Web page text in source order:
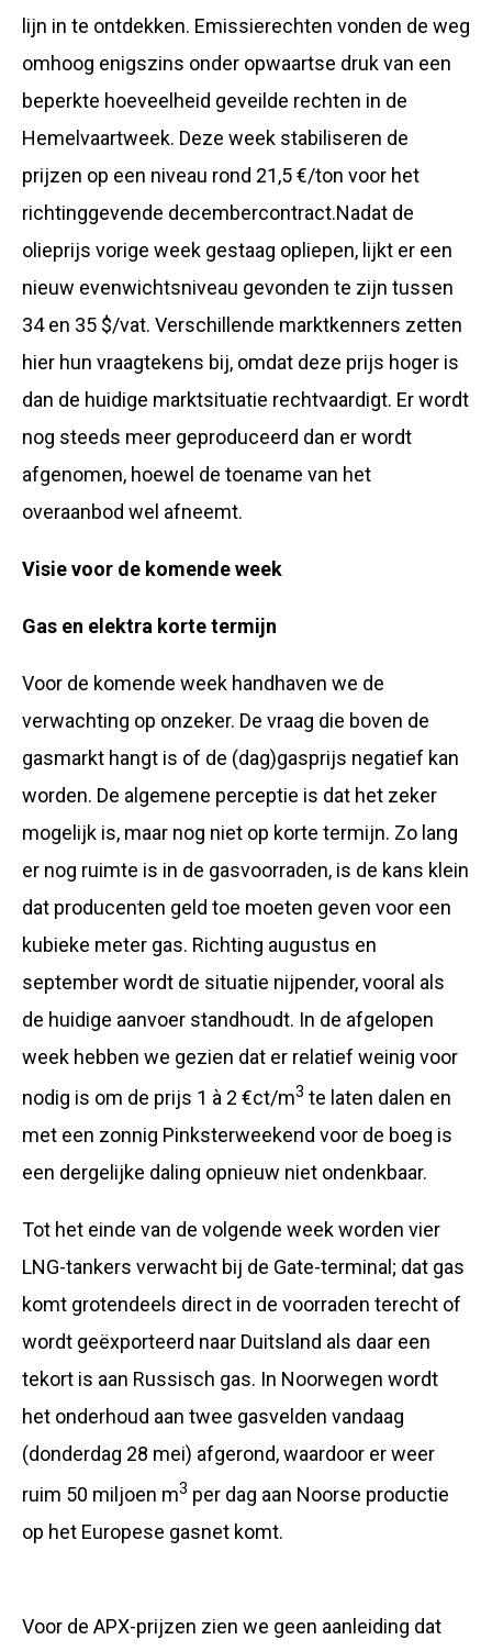
lijn in te ontdekken. Emissierechten vonden de weg
omhoog enigszins onder opwaartse druk van een
beperkte hoeveelheid geveilde rechten in de
Hemelvaartweek. Deze week stabiliseren de
prijzen op een niveau rond 21,5 €/ton voor het
richtinggevende decembercontract.Nadat de
olieprijs vorige week gestaag opliepen, lijkt er een
nieuw evenwichtsniveau gevonden te zijn tussen
34 en 35 $/vat. Verschillende marktkenners zetten
hier hun vraagtekens bij, omdat deze prijs hoger is
dan de huidige marktsituatie rechtvaardigt. Er wordt
nog steeds meer geproduceerd dan er wordt
afgenomen, hoewel de toename van het
overaanbod wel afneemt.
Visie voor de komende week
Gas en elektra korte termijn
Voor de komende week handhaven we de
verwachting op onzeker. De vraag die boven de
gasmarkt hangt is of de (dag)gasprijs negatief kan
worden. De algemene perceptie is dat het zeker
mogelijk is, maar nog niet op korte termijn. Zo lang
er nog ruimte is in de gasvoorraden, is de kans klein
dat producenten geld toe moeten geven voor een
kubieke meter gas. Richting augustus en
september wordt de situatie nijpender, vooral als
de huidige aanvoer standhoudt. In de afgelopen
week hebben we gezien dat er relatief weinig voor
nodig is om de prijs 1 à 2 €ct/m3 te laten dalen en
met een zonnig Pinksterweekend voor de boeg is
een dergelijke daling opnieuw niet ondenkbaar.
Tot het einde van de volgende week worden vier
LNG-tankers verwacht bij de Gate-terminal; dat gas
komt grotendeels direct in de voorraden terecht of
wordt geëxporteerd naar Duitsland als daar een
tekort is aan Russisch gas. In Noorwegen wordt
het onderhoud aan twee gasvelden vandaag
(donderdag 28 mei) afgerond, waardoor er weer
ruim 50 miljoen m3 per dag aan Noorse productie
op het Europese gasnet komt.
Voor de APX-prijzen zien we geen aanleiding dat